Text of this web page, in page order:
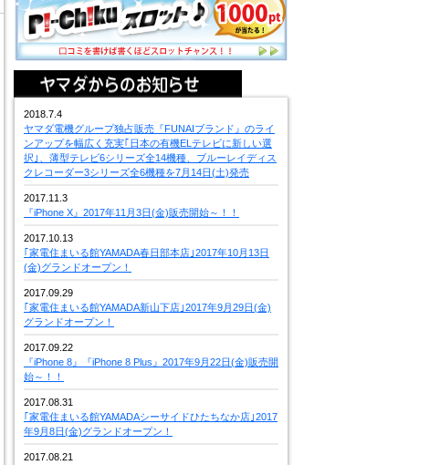
2018.7.4
ヤマダ電機グループ独占販売『FUNAIブランド』のライ
ンアップを幅広く充実｢日本の有機ELテレビに新しい選
択｣、薄型テレビ6シリーズ全14機種、ブルーレイディス
クレコーダー3シリーズ全6機種を7月14日(土)発売
2017.11.3
『iPhone X』2017年11月3日(金)販売開始～！！
2017.10.13
｢家電住まいる館YAMADA春日部本店｣2017年10月13日
(金)グランドオープン！
2017.09.29
｢家電住まいる館YAMADA新山下店｣2017年9月29日(金)
グランドオープン！
2017.09.22
『iPhone 8』『iPhone 8 Plus』2017年9月22日(金)販売開
始～！！
2017.08.31
｢家電住まいる館YAMADAシーサイドひたちなか店｣2017
年9月8日(金)グランドオープン！
2017.08.21